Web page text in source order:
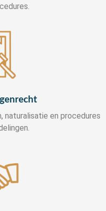
naturalisatie en procedures